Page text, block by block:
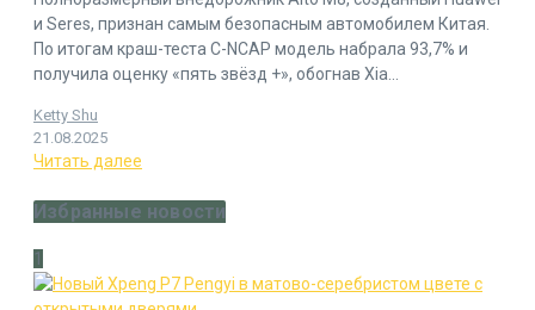
и Seres, признан самым безопасным автомобилем Китая.
По итогам краш-теста C-NCAP модель набрала 93,7% и
получила оценку «пять звёзд +», обогнав Xia...
Ketty Shu
21.08.2025
Читать далее
Избранные новости
1